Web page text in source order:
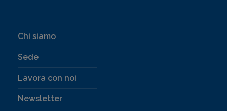
Chi siamo
Sede
Lavora con noi
Newsletter